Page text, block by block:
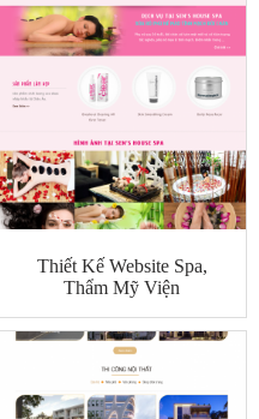
Thiết Kế Website Spa,
Thẩm Mỹ Viện